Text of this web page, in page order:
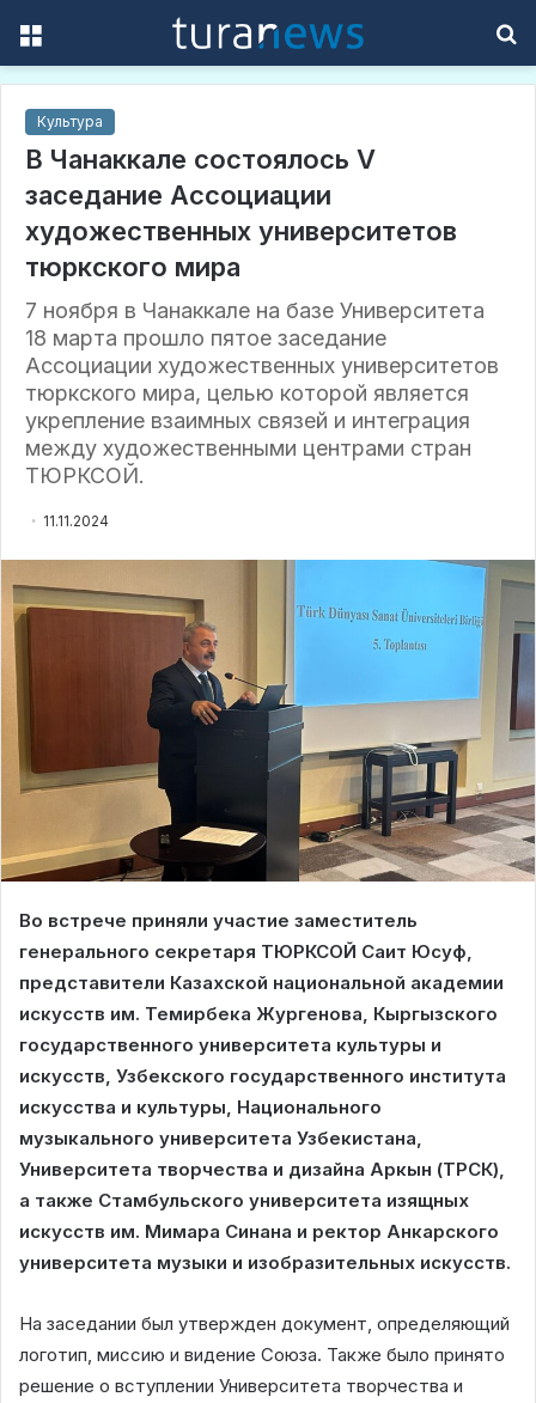
Культура
В Чанаккале состоялось V
заседание Ассоциации
художественных университетов
тюркского мира
7 ноября в Чанаккале на базе Университета
18 марта прошло пятое заседание
Ассоциации художественных университетов
тюркского мира, целью которой является
укрепление взаимных связей и интеграция
между художественными центрами стран
ТЮРКСОЙ.
11.11.2024
Во встрече приняли участие заместитель
генерального секретаря ТЮРКСОЙ Саит Юсуф,
представители Казахской национальной академии
искусств им. Темирбека Жургенова, Кыргызского
государственного университета культуры и
искусств, Узбекского государственного института
искусства и культуры, Национального
музыкального университета Узбекистана,
Университета творчества и дизайна Аркын (ТРСК),
а также Стамбульского университета изящных
искусств им. Мимара Синана и ректор Анкарского
университета музыки и изобразительных искусств.
На заседании был утвержден документ, определяющий
логотип, миссию и видение Союза. Также было принято
решение о вступлении Университета творчества и